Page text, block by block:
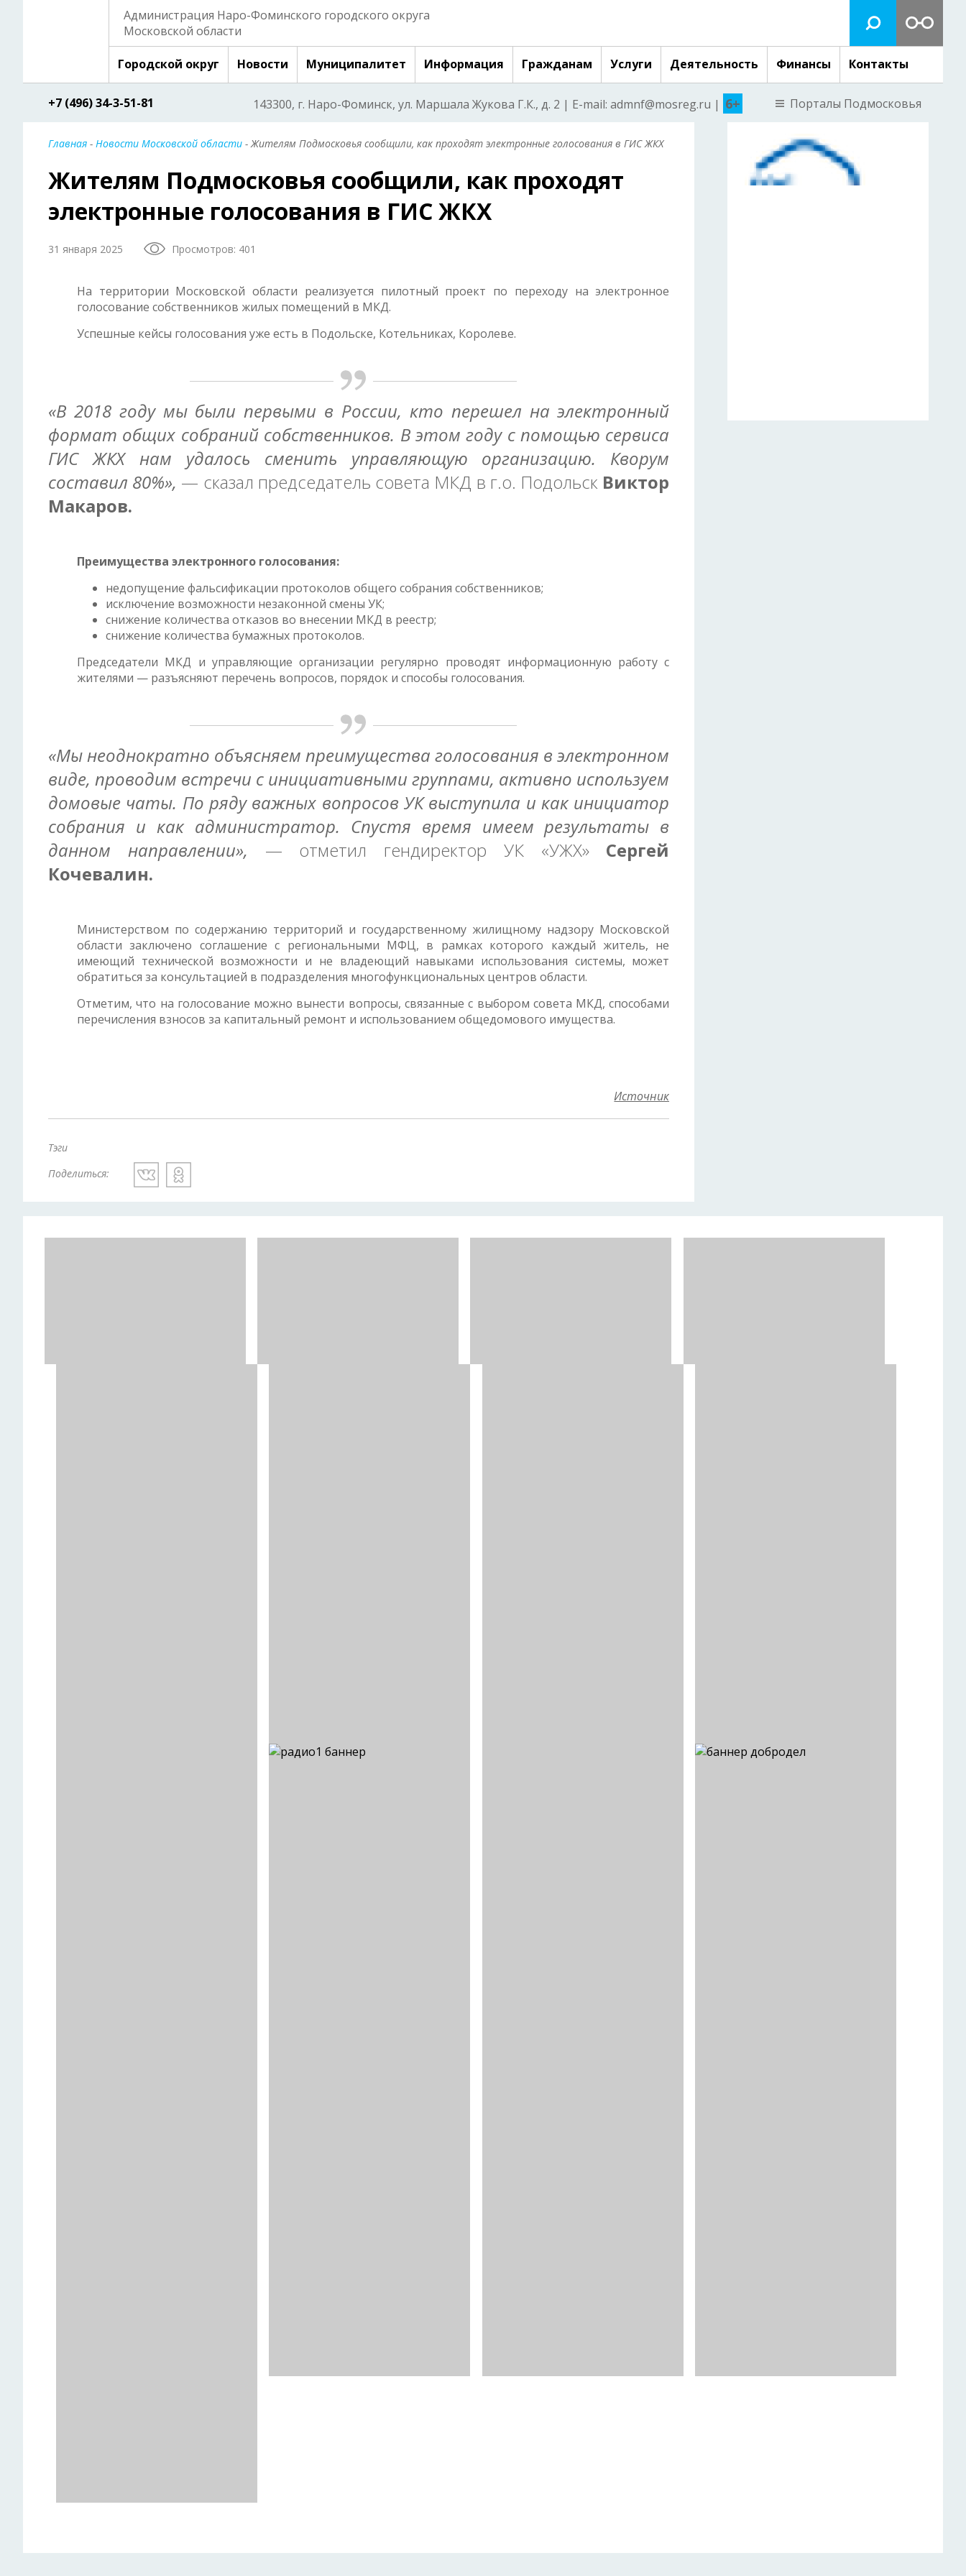
Администрация Наро-Фоминского городского округа
Московской области
Городской округ Новости Муниципалитет Информация Гражданам Услуги Деятельность Финансы Контакты
+7 (496) 34-3-51-81 143300, г. Наро-Фоминск, ул. Маршала Жукова Г.К., д. 2 | E-mail: admnf@mosreg.ru | 6+ Порталы Подмосковья
Главная - Новости Московской области - Жителям Подмосковья сообщили, как проходят электронные голосования в ГИС ЖКХ
Жителям Подмосковья сообщили, как проходят
электронные голосования в ГИС ЖКХ
31 января 2025 Просмотров: 401
На территории Московской области реализуется пилотный проект по переходу на электронное
голосование собственников жилых помещений в МКД.
Успешные кейсы голосования уже есть в Подольске, Котельниках, Королеве.
«В 2018 году мы были первыми в России, кто перешел на электронный
формат общих собраний собственников. В этом году с помощью сервиса
ГИС ЖКХ нам удалось сменить управляющую организацию. Кворум
составил 80%», — сказал председатель совета МКД в г.о. Подольск Виктор
Макаров.
Преимущества электронного голосования:
недопущение фальсификации протоколов общего собрания собственников;
исключение возможности незаконной смены УК;
снижение количества отказов во внесении МКД в реестр;
снижение количества бумажных протоколов.
Председатели МКД и управляющие организации регулярно проводят информационную работу с
жителями — разъясняют перечень вопросов, порядок и способы голосования.
«Мы неоднократно объясняем преимущества голосования в электронном
виде, проводим встречи с инициативными группами, активно используем
домовые чаты. По ряду важных вопросов УК выступила и как инициатор
собрания и как администратор. Спустя время имеем результаты в
данном направлении», — отметил гендиректор УК «УЖХ» Сергей
Кочевалин.
Министерством по содержанию территорий и государственному жилищному надзору Московской
области заключено соглашение с региональными МФЦ, в рамках которого каждый житель, не
имеющий технической возможности и не владеющий навыками использования системы, может
обратиться за консультацией в подразделения многофункциональных центров области.
Отметим, что на голосование можно вынести вопросы, связанные с выбором совета МКД, способами
перечисления взносов за капитальный ремонт и использованием общедомового имущества.
Источник
Тэги
Поделиться: